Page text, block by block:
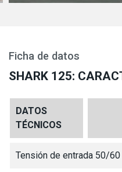
Ficha de datos
SHARK 125:
DATOS
TÉCNICOS
Tensión de entrada 50/60